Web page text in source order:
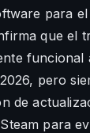
para
que el
funcional
pero
de
para